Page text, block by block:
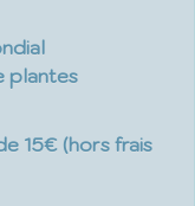
15€ (hors frais